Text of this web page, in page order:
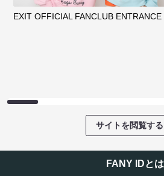
EXIT OFFICIAL FANCLUB ENTRANCE
サイトを閲覧する
FANY IDとは